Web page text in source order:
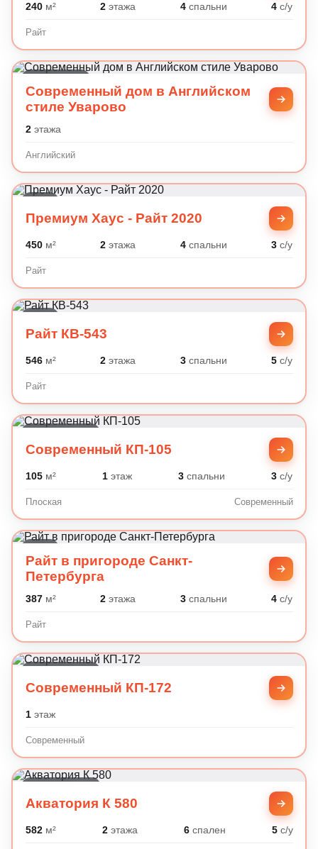
240м² 2 этажа 4спальни 4 с/у
Райт
Современный дом в Английском
стиле Уварово
2этажа
Английский
Премиум Хаус - Райт 2020
450м² 2 этажа 4спальни 3 с/у
Райт
Райт КВ-543
546м² 2 этажа 3спальни 5 с/у
Райт
Современный КП-105
105м² 1этаж 3 спальни 3 с/у
Плоская Современный
Райт в пригороде Санкт-
Петербурга
387м² 2 этажа 3спальни 4 с/у
Райт
Современный КП-172
1этаж
Современный
Акватория К 580
582м² 2этажа 6спален 5с/у